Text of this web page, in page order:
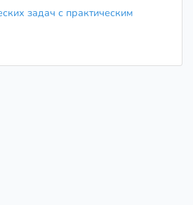
задач с практическим